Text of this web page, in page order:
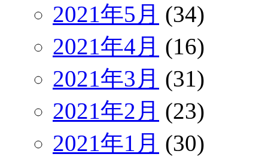
2021年5月 (34)
2021年4月 (16)
2021年3月 (31)
2021年2月 (23)
2021年1月 (30)